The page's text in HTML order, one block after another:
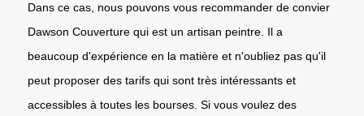
Dans ce cas, nous pouvons vous recommander de convier
Dawson Couverture qui est un artisan peintre. Il a
beaucoup d'expérience en la matière et n'oubliez pas qu'il
peut proposer des tarifs qui sont très intéressants et
accessibles à toutes les bourses. Si vous voulez des